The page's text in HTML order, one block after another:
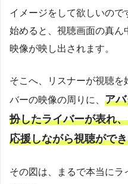
イメージをして欲しいの
始めると、視聴画面の真ん
映像が映し出されます。
そこへ、リスナーが視聴を
バーの映像の周りに、 ア
扮したライバーが表れ
応援しながら視聴がで
その図は、まるで本当にラ